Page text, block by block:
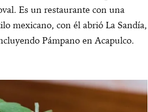
Es un restaurante con una
mexicano, con él abrió La Sandía,
Pámpano en Acapulco.